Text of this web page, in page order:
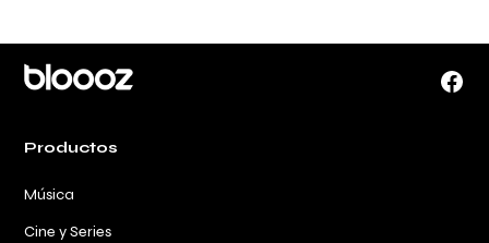
Productos
Música
Cine y Series